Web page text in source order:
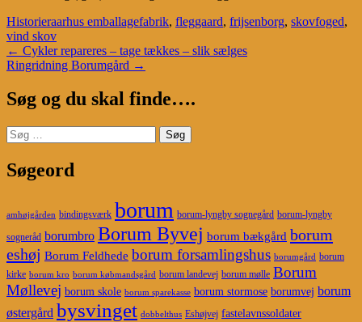
Historieraarhus emballagefabrik, fleggaard, frijsenborg, skovfoged,
vind skov
Post
navigation
← Cykler repareres – tage tækkes – slik sælges
Ringridning Borumgård →
Søg og du skal finde….
Søg
efter:
Søgeord
amhøjgården bindingsværk borum borum-lyngby sognegård borum-lyngby
sogneråd borumbro Borum Byvej borum bækgård borum
eshøj Borum Feldhede borum forsamlingshus borumgård borum
kirke borum kro borum købmandsgård borum landevej borum mølle Borum
Møllevej borum skole borum sparekasse borum stormose borumvej borum
østergård bysvinget dobbelthus Eshøjvej fastelavnssoldater